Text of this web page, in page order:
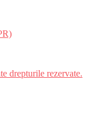
drepturile rezervate.